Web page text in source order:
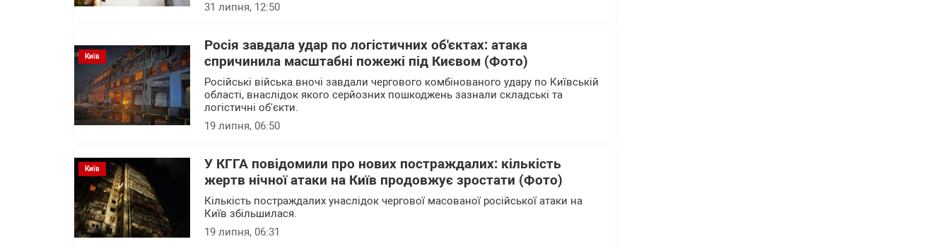
31 липня, 12:50
Київ
Росія завдала удар по логістичних об'єктах: атака
спричинила масштабні пожежі під Києвом (Фото)
Російські війська вночі завдали чергового комбінованого удару по Київській
області, внаслідок якого серйозних пошкоджень зазнали складські та
логістичні об'єкти.
19 липня, 06:50
Київ
У КГГА повідомили про нових постраждалих: кількість
жертв нічної атаки на Київ продовжує зростати (Фото)
Кількість постраждалих унаслідок чергової масованої російської атаки на
Київ збільшилася.
19 липня, 06:31